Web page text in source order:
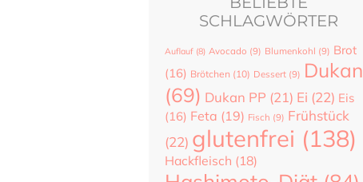
SCHLAGWÖRTER
Auflauf (8) Avocado (9) Blumenkohl (9) Brot
(16) Brötchen (10) Dessert (9) Dukan
(69) Dukan PP (21) Ei (22) Eis
(16) Feta (19) Fisch (9) Frühstück
(22) glutenfrei (138)
Hackfleisch (18)